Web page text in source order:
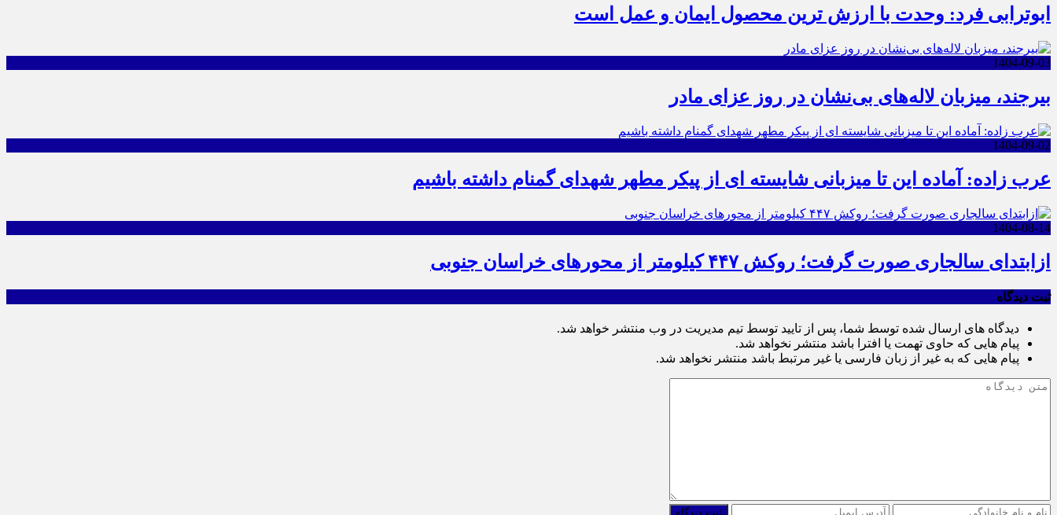
ابوترابی فرد: وحدت با ارزش ترین محصول ایمان و عمل است
1404-09-03
بیرجند، میزبان لاله‌های بی‌نشان در روز عزای مادر
1404-09-02
عرب زاده: آماده این تا میزبانی شایسته ای از پیکر مطهر شهدای گمنام داشته باشیم
1404-08-14
ازابتدای سالجاری صورت گرفت؛ روکش ۴۴۷ کیلومتر از محورهای خراسان جنوبی
ثبت دیدگاه
دیدگاه های ارسال شده توسط شما، پس از تایید توسط تیم مدیریت در وب منتشر خواهد شد.
پیام هایی که حاوی تهمت یا افترا باشد منتشر نخواهد شد.
پیام هایی که به غیر از زبان فارسی یا غیر مرتبط باشد منتشر نخواهد شد.
ثبت دیدگاه